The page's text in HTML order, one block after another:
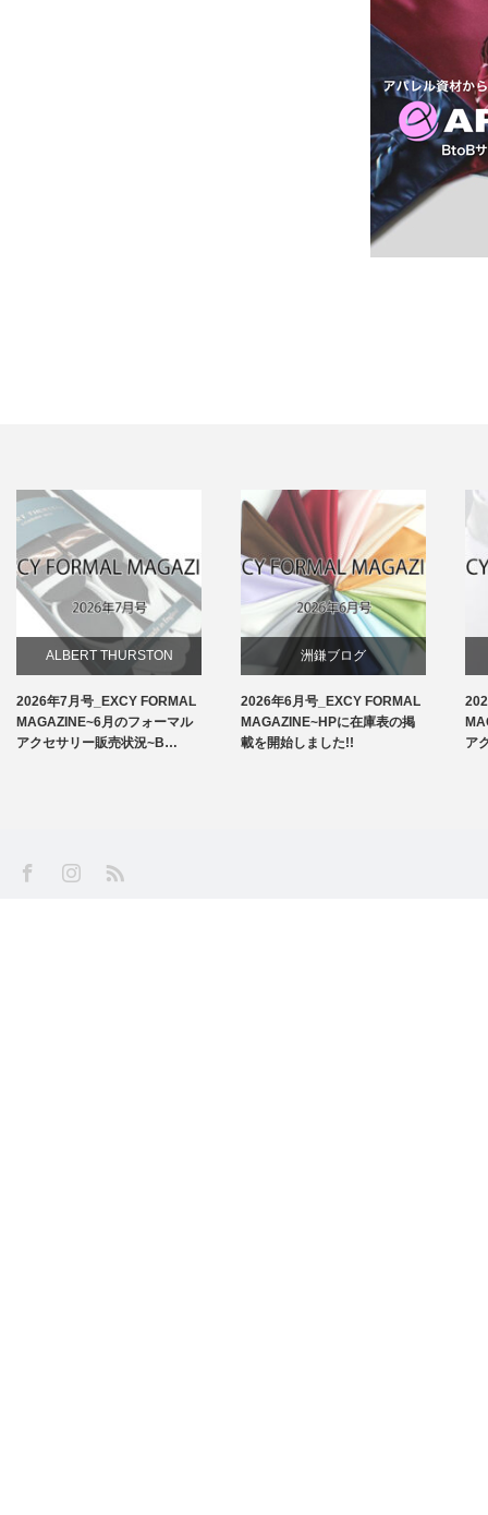
ALBERT THURSTON
お知らせ
2026年7月号_EXCY FORMAL
MAGAZINE~6月のフォーマル
アクセサリー販売状況~B…
洲鎌ブログ
2026年6月号_EXCY FORMAL
MAGAZINE~HPに在庫表の掲
載を開始しました!!
ア
FacebookInstagram